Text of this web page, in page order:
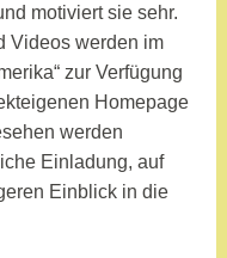
motiviert sie sehr.
Videos werden im
zur Verfügung
Homepage
werden
Einladung, auf
Einblick in die